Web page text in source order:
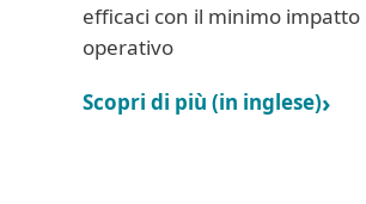
efficaci con il minimo impatto
operativo
Scopri di più (in inglese)